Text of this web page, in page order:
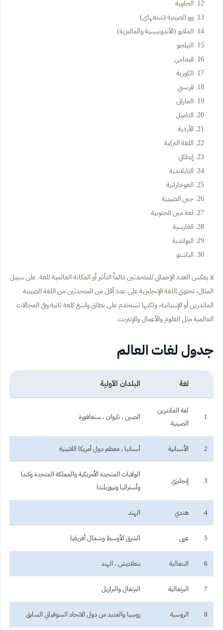
الجاوية
وو الصينية (شنغهاي)
الملايو (الأندونيسية والماليزية)
التيلجو
فيتنامي
الكورية
فرنسي
الماراثى
التاميل
الأردية
اللغة التركية
إيطالي
التايلاندية
الغوجاراتية
جين الصينية
لغة مين الجنوبية
الفارسية
البولندية
الباشتو
لا يعكس العدد الإجمالي للمتحدثين دائماً التأثير أو المكانة العالمية للغة. على سبيل
المثال، تحتوي اللغة الإنجليزية على عدد أقل من المتحدثين من اللغة الصينية
الماندرين أو الإسبانية، ولكنها تستخدم على نطاق واسع كلغة ثانية وفي المجالات
العالمية مثل العلوم والأعمال والإنترنت.
جدول لغات العالم
لغة البلدان الأولية
1
لغة الماندرين
الصينية
الصين ، تايوان ، سنغافورة
2 الأسبانية أسبانيا ، معظم دول أمريكا اللاتينية
3 إنجليزي
الولايات المتحدة الأمريكية والمملكة المتحدة وكندا
وأستراليا ونيوزيلندا
4 هندي الهند
5 عربي الشرق الأوسط وشمال أفريقيا
6 البنغالية بنغلاديش ، الهند
7 البرتغالية البرتغال والبرازيل
8 الروسية روسيا والعديد من دول الاتحاد السوفياتي السابق